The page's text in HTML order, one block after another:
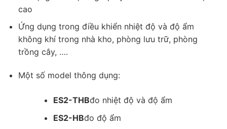
cao
Ứng dụng trong điều khiển nhiệt độ và độ ẩm
không khí trong nhà kho, phòng lưu trữ, phòng
trồng cây, ….
Một số model thông dụng:
ES2-THBđo nhiệt độ và độ ẩm
ES2-HBđo độ ẩm